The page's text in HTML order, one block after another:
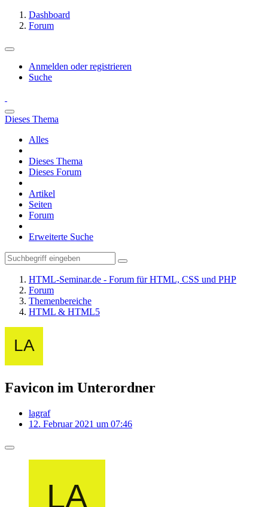
Dashboard
Forum
Anmelden oder registrieren
Suche
Dieses Thema
Alles
Dieses Thema
Dieses Forum
Artikel
Seiten
Forum
Erweiterte Suche
HTML-Seminar.de - Forum für HTML, CSS und PHP
Forum
Themenbereiche
HTML & HTML5
Favicon im Unterordner
lagraf
12. Februar 2021 um 07:46